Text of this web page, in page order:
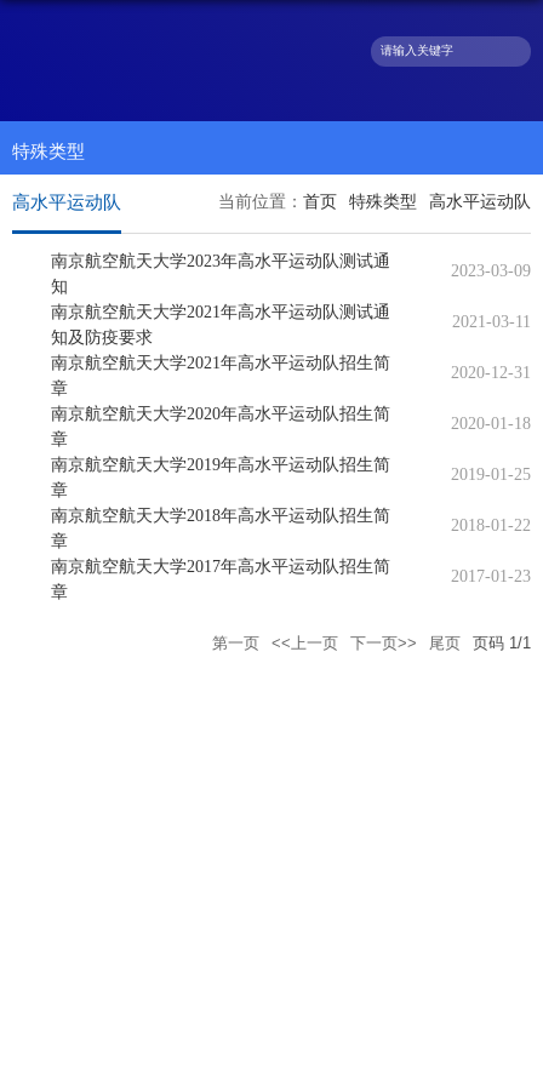
特殊类型
当前位置： 首页 特殊类型 高水平运动队
高水平运动队
南京航空航天大学2023年高水平运动队测试通
知
2023-03-09
南京航空航天大学2021年高水平运动队测试通
知及防疫要求
2021-03-11
南京航空航天大学2021年高水平运动队招生简
章
2020-12-31
南京航空航天大学2020年高水平运动队招生简
章
2020-01-18
南京航空航天大学2019年高水平运动队招生简
章
2019-01-25
南京航空航天大学2018年高水平运动队招生简
章
2018-01-22
南京航空航天大学2017年高水平运动队招生简
章
2017-01-23
第一页 <<上一页 下一页>> 尾页 页码 1/1